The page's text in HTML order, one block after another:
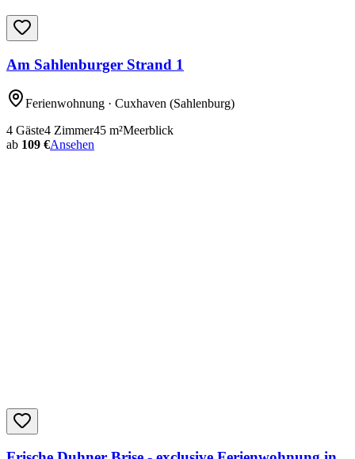
Am Sahlenburger Strand 1
Ferienwohnung · Cuxhaven (Sahlenburg)
4 Gäste4 Zimmer45 m²Meerblick
ab 109 €Ansehen